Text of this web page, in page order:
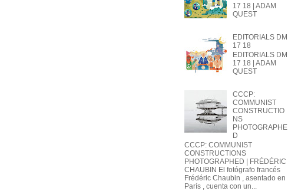
17 18 | ADAM
QUEST
EDITORIALS DM
17 18
EDITORIALS DM
17 18 | ADAM
QUEST
CCCP:
COMMUNIST
CONSTRUCTIO
NS
PHOTOGRAPHE
D
CCCP: COMMUNIST
CONSTRUCTIONS
PHOTOGRAPHED | FRÉDÉRIC
CHAUBIN El fotógrafo francés
Frédéric Chaubin , asentado en
París , cuenta con un...